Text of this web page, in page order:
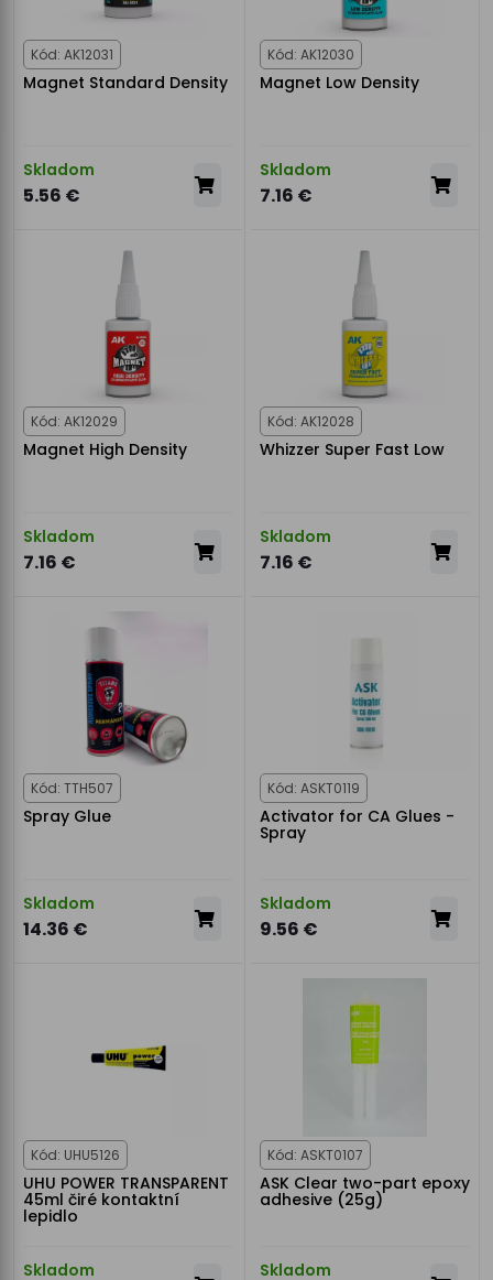
Kód: AK12031
Magnet Standard Density
Skladom
5.56 €
Kód: AK12030
Magnet Low Density
Skladom
7.16 €
Kód: AK12029
Magnet High Density
Skladom
7.16 €
Kód: AK12028
Whizzer Super Fast Low
Skladom
7.16 €
Kód: TTH507
Spray Glue
Skladom
14.36 €
Kód: ASKT0119
Activator for CA Glues -
Spray
Skladom
9.56 €
Kód: UHU5126
UHU POWER TRANSPARENT
45ml čiré kontaktní
lepidlo
Skladom
Kód: ASKT0107
ASK Clear two-part epoxy
adhesive (25g)
Skladom